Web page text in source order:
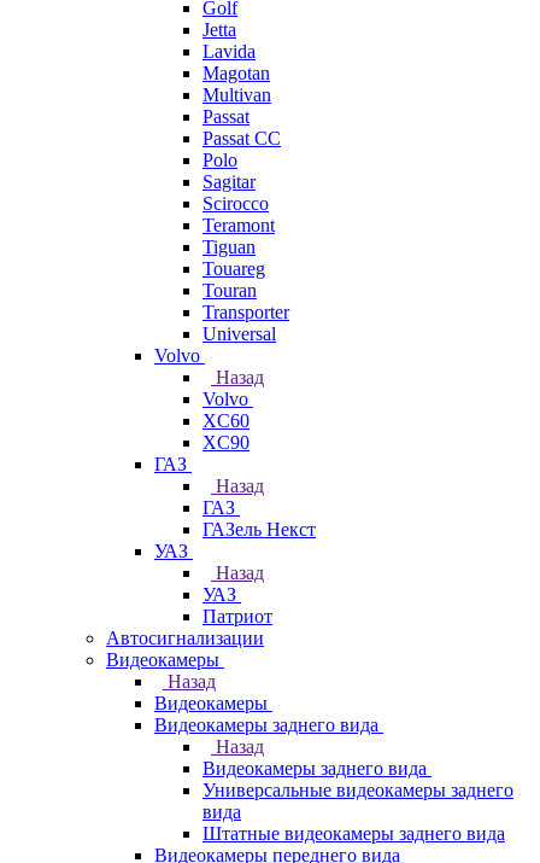
Golf
Jetta
Lavida
Magotan
Multivan
Passat
Passat CC
Polo
Sagitar
Scirocco
Teramont
Tiguan
Touareg
Touran
Transporter
Universal
Volvo
Назад
Volvo
XC60
XC90
ГАЗ
Назад
ГАЗ
ГАЗель Некст
УАЗ
Назад
УАЗ
Патриот
Автосигнализации
Видеокамеры
Назад
Видеокамеры
Видеокамеры заднего вида
Назад
Видеокамеры заднего вида
Универсальные видеокамеры заднего
вида
Штатные видеокамеры заднего вида
Видеокамеры переднего вида